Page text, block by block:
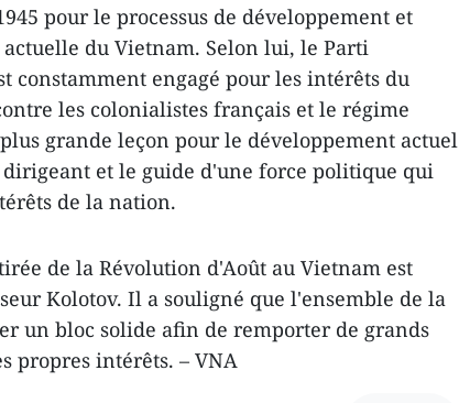
pour le processus de développement et
du Vietnam. Selon lui, le Parti
constamment engagé pour les intérêts du
les colonialistes français et le régime
grande leçon pour le développement actuel
et le guide d'une force politique qui
de la nation.
de la Révolution d'Août au Vietnam est
Kolotov. Il a souligné que l'ensemble de la
un bloc solide afin de remporter de grands
propres intérêts. – VNA